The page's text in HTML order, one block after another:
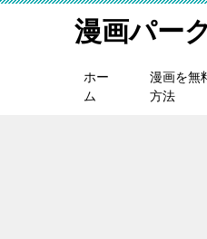
漫画パーク
ホー
ム
漫画を無
方法